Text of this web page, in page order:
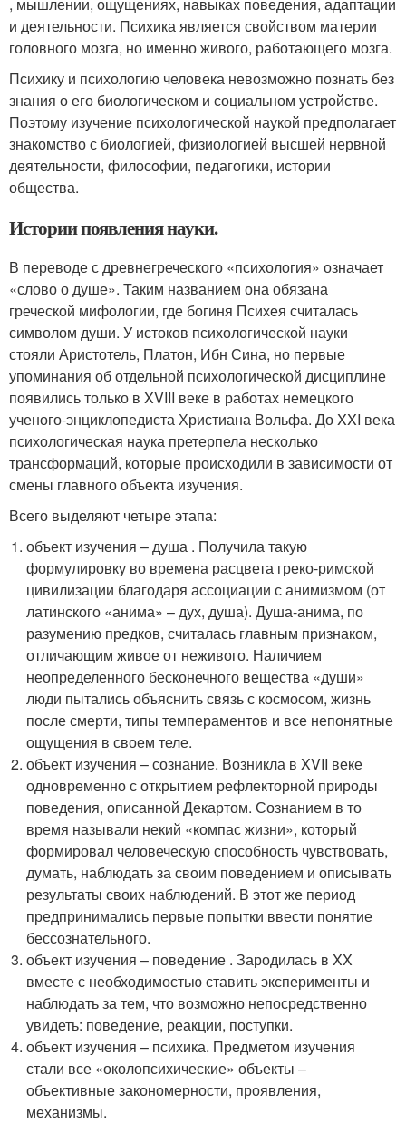
и деятельности. Психика является свойством материи
головного мозга, но именно живого, работающего мозга.
Психику и психологию человека невозможно познать без
знания о его биологическом и социальном устройстве.
Поэтому изучение психологической наукой предполагает
знакомство с биологией, физиологией высшей нервной
деятельности, философии, педагогики, истории
общества.
Истории появления науки.
В переводе с древнегреческого «психология» означает
«слово о душе». Таким названием она обязана
греческой мифологии, где богиня Психея считалась
символом души. У истоков психологической науки
стояли Аристотель, Платон, Ибн Сина, но первые
упоминания об отдельной психологической дисциплине
появились только в XVIII веке в работах немецкого
ученого-энциклопедиста Христиана Вольфа. До XXI века
психологическая наука претерпела несколько
трансформаций, которые происходили в зависимости от
смены главного объекта изучения.
Всего выделяют четыре этапа:
объект изучения – душа . Получила такую
формулировку во времена расцвета греко-римской
цивилизации благодаря ассоциации с анимизмом (от
латинского «анима» – дух, душа). Душа-анима, по
разумению предков, считалась главным признаком,
отличающим живое от неживого. Наличием
неопределенного бесконечного вещества «души»
люди пытались объяснить связь с космосом, жизнь
после смерти, типы темпераментов и все непонятные
ощущения в своем теле.
объект изучения – сознание. Возникла в XVII веке
одновременно с открытием рефлекторной природы
поведения, описанной Декартом. Сознанием в то
время называли некий «компас жизни», который
формировал человеческую способность чувствовать,
думать, наблюдать за своим поведением и описывать
результаты своих наблюдений. В этот же период
предпринимались первые попытки ввести понятие
бессознательного.
объект изучения – поведение . Зародилась в XX
вместе с необходимостью ставить эксперименты и
наблюдать за тем, что возможно непосредственно
увидеть: поведение, реакции, поступки.
объект изучения – психика. Предметом изучения
стали все «околопсихические» объекты –
объективные закономерности, проявления,
механизмы.